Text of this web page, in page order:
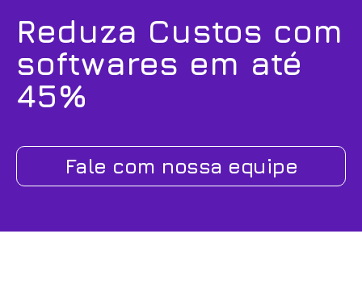
Reduza Custos com
softwares em até
45%
Fale com nossa equipe